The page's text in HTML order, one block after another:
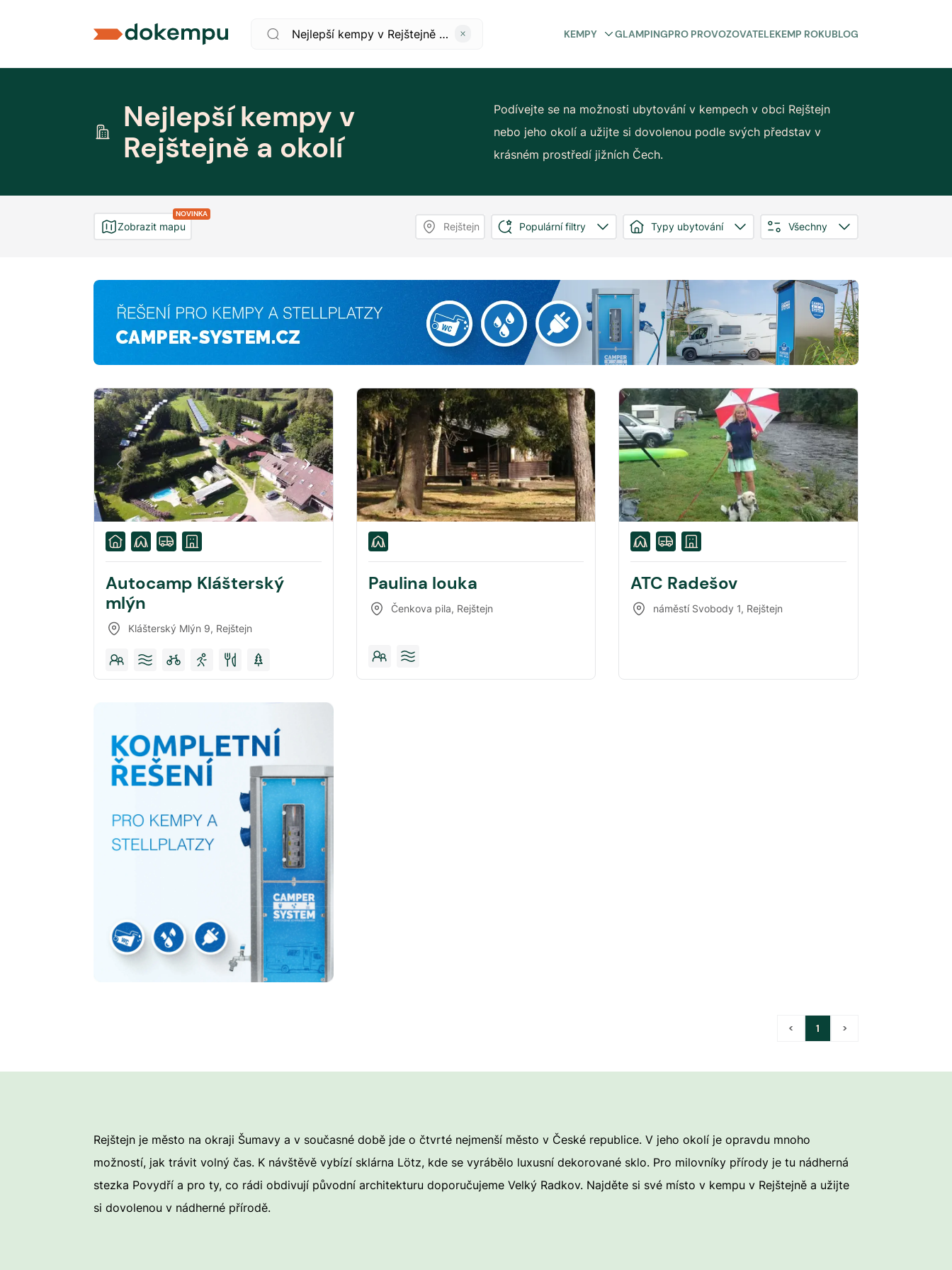
KEMPY GLAMPINGPRO PROVOZOVATELEKEMP ROKUBLOG
Nejlepší kempy v
Rejštejně a okolí
Podívejte se na možnosti ubytování v kempech v obci Rejštejn
nebo jeho okolí a užijte si dovolenou podle svých představ v
krásném prostředí jižních Čech.
NOVINKA
Zobrazit mapu Rejštejn Populární filtry Typy ubytování Všechny
Autocamp Klášterský
mlýn
Klášterský Mlýn 9, Rejštejn
Paulina louka
Čenkova pila, Rejštejn
ATC Radešov
náměstí Svobody 1, Rejštejn
< 1 >
Rejštejn je město na okraji Šumavy a v současné době jde o čtvrté nejmenší město v České republice. V jeho okolí je opravdu mnoho
možností, jak trávit volný čas. K návštěvě vybízí sklárna Lötz, kde se vyrábělo luxusní dekorované sklo. Pro milovníky přírody je tu nádherná
stezka Povydří a pro ty, co rádi obdivují původní architekturu doporučujeme Velký Radkov. Najděte si své místo v kempu v Rejštejně a užijte
si dovolenou v nádherné přírodě.